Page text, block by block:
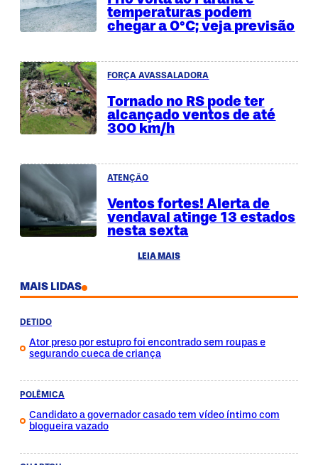
temperaturas podem
chegar a 0°C; veja previsão
FORÇA AVASSALADORA
Tornado no RS pode ter
alcançado ventos de até
300 km/h
ATENÇÃO
Ventos fortes! Alerta de
vendaval atinge 13 estados
nesta sexta
LEIA MAIS
MAIS LIDAS
DETIDO
Ator preso por estupro foi encontrado sem roupas e
segurando cueca de criança
POLÊMICA
Candidato a governador casado tem vídeo íntimo com
blogueira vazado